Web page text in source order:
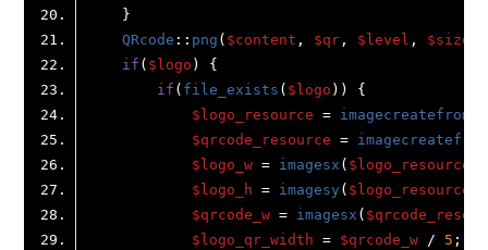
QRcode :: png ( $content , $qr, $level , $size
if ( $logo
if ( file_exists ( $logo
$logo_resource =
$qrcode_resource =
$logo_w = imagesx ( $logo_resource
$logo_h = imagesy ( $logo_resource
$qrcode_w = imagesx (
$logo_qr_width = $qrcode_w / 5